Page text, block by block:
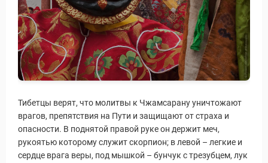
Тибетцы верят, что молитвы к Чжамсарану уничтожают
врагов, препятствия на Пути и защищают от страха и
опасности. В поднятой правой руке он держит меч,
рукоятью которому служит скорпион; в левой – легкие и
сердце врага веры, под мышкой – бунчук с трезубцем, лук